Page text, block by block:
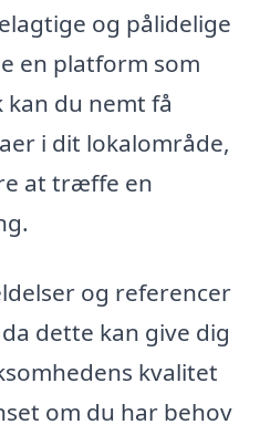
og pålidelige
en platform som
du nemt få
i dit lokalområde,
at træffe en
og referencer
dette kan give dig
kvalitet
om du har behov